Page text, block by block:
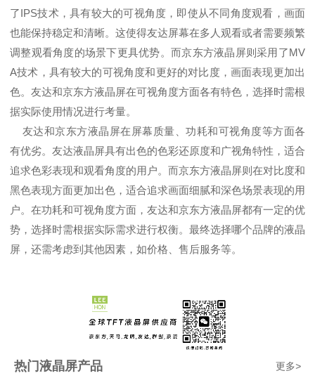
了IPS技术，具有较大的可视角度，即使从不同角度观看，画面
也能保持稳定和清晰。这使得友达屏幕在多人观看或者需要频繁
调整观看角度的场景下更具优势。而京东方液晶屏则采用了MV
A技术，具有较大的可视角度和更好的对比度，画面表现更加出
色。友达和京东方液晶屏在可视角度方面各有特色，选择时需根
据实际使用情况进行考量。
友达和京东方液晶屏在屏幕质量、功耗和可视角度等方面各
有优劣。友达液晶屏具有出色的色彩还原度和广视角特性，适合
追求色彩表现和观看角度的用户。而京东方液晶屏则在对比度和
黑色表现方面更加出色，适合追求画面细腻和深色场景表现的用
户。在功耗和可视角度方面，友达和京东方液晶屏都有一定的优
势，选择时需根据实际需求进行权衡。最终选择哪个品牌的液晶
屏，还需考虑到其他因素，如价格、售后服务等。
更多>
热门液晶屏产品